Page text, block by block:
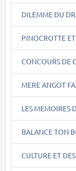
DILEMME DU
PINOCROTTE
CONCOURS DE
MERE ANGOT
LES MEMOIRES
BALANCE TON
CULTURE ET